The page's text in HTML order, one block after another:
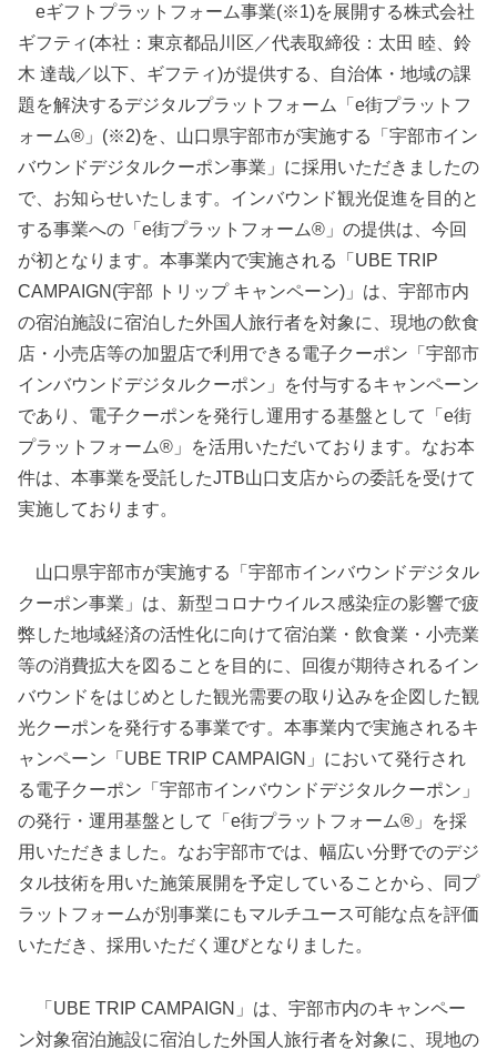
eギフトプラットフォーム事業(※1)を展開する株式会社
ギフティ(本社：東京都品川区／代表取締役：太田 睦、鈴
木 達哉／以下、ギフティ)が提供する、自治体・地域の課
題を解決するデジタルプラットフォーム「e街プラットフ
ォーム®️」(※2)を、山口県宇部市が実施する「宇部市イン
バウンドデジタルクーポン事業」に採用いただきましたの
で、お知らせいたします。インバウンド観光促進を目的と
する事業への「e街プラットフォーム®️」の提供は、今回
が初となります。本事業内で実施される「UBE TRIP
CAMPAIGN(宇部 トリップ キャンペーン)」は、宇部市内
の宿泊施設に宿泊した外国人旅行者を対象に、現地の飲食
店・小売店等の加盟店で利用できる電子クーポン「宇部市
インバウンドデジタルクーポン」を付与するキャンペーン
であり、電子クーポンを発行し運用する基盤として「e街
プラットフォーム®️」を活用いただいております。なお本
件は、本事業を受託したJTB山口支店からの委託を受けて
実施しております。
山口県宇部市が実施する「宇部市インバウンドデジタル
クーポン事業」は、新型コロナウイルス感染症の影響で疲
弊した地域経済の活性化に向けて宿泊業・飲食業・小売業
等の消費拡大を図ることを目的に、回復が期待されるイン
バウンドをはじめとした観光需要の取り込みを企図した観
光クーポンを発行する事業です。本事業内で実施されるキ
ャンペーン「UBE TRIP CAMPAIGN」において発行され
る電子クーポン「宇部市インバウンドデジタルクーポン」
の発行・運用基盤として「e街プラットフォーム®️」を採
用いただきました。なお宇部市では、幅広い分野でのデジ
タル技術を用いた施策展開を予定していることから、同プ
ラットフォームが別事業にもマルチユース可能な点を評価
いただき、採用いただく運びとなりました。
「UBE TRIP CAMPAIGN」は、宇部市内のキャンペー
ン対象宿泊施設に宿泊した外国人旅行者を対象に、現地の